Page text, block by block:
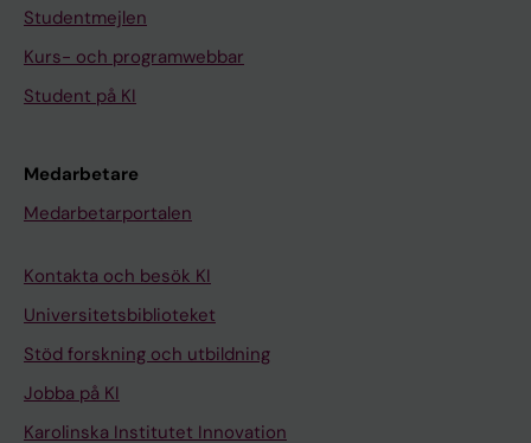
Studentmejlen
Kurs- och programwebbar
Student på KI
Medarbetare
Medarbetarportalen
Kontakta och besök KI
Universitetsbiblioteket
Stöd forskning och utbildning
Jobba på KI
Karolinska Institutet Innovation